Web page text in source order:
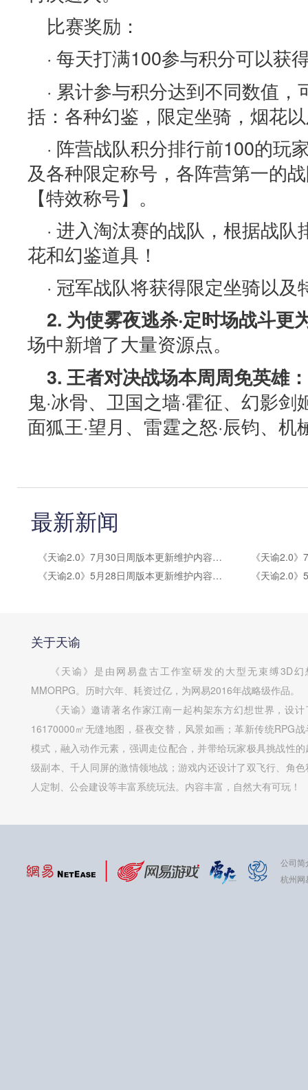
比赛奖励：
· 每天打满100参与积分可以获
· 累计参与积分达到不同数值
括：各种幻鉴，限定坐骑，烟花
· 阵营战队积分排行前100的玩
及各种限定称号，各阵营第一的
【特效称号】。
· 进入淘汰赛的战队，根据战
花和幻鉴道具！
· 冠军战队将获得限定坐骑以
2. 为使雾夜逃杀·定时场战斗更
场中新增了大量资源点。
3. 王者对决战场本周周免英雄：
鬼·冰骨、卫国之墙·霍征、幻影剑
面狐王·望月、雷霆之怒·辰钧、机
最新新闻
《天谕2.0》7月30日周版本更新维护内容公告
《天谕2.0》5月28日周版本更新维护内容公告
关于天谕
《天谕》是由网易盘古工作室研发的大型无束缚3D幻
MMORPG。历时六年、耗资过亿，为网易2016年战略级作品。
《天谕》邀请著名作家江南一起构架东方幻想世界，设计
16170000㎡无缝地图，昼夜交替，风景如画；革新传统RPG战
模式，融入动作元素，强调走位配合，并带给玩家极具挑战性的
级副本、千人同屏的激情领地战；游戏内还设计了双飞行、角色
人定制、公会建设等丰富系统玩法。内容丰富，自然大有可玩！
公司简
杭州